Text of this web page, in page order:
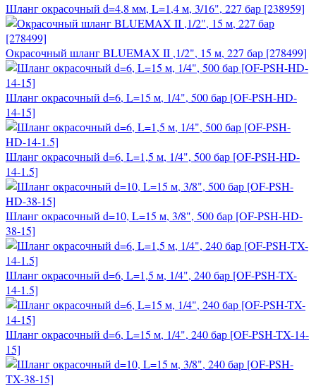
Шланг окрасочный d=4,8 мм, L=1,4 м, 3/16", 227 бар [238959]
Окрасочный шланг BLUEMAX II ,1/2", 15 м, 227 бар [278499]
Шланг окрасочный d=6, L=15 м, 1/4", 500 бар [OF-PSH-HD-
14-15]
Шланг окрасочный d=6, L=1,5 м, 1/4", 500 бар [OF-PSH-HD-
14-1.5]
Шланг окрасочный d=10, L=15 м, 3/8", 500 бар [OF-PSH-HD-
38-15]
Шланг окрасочный d=6, L=1,5 м, 1/4", 240 бар [OF-PSH-TX-
14-1.5]
Шланг окрасочный d=6, L=15 м, 1/4", 240 бар [OF-PSH-TX-14-
15]